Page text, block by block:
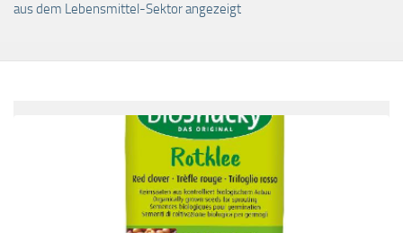
aus dem Lebensmittel-Sektor angezeigt